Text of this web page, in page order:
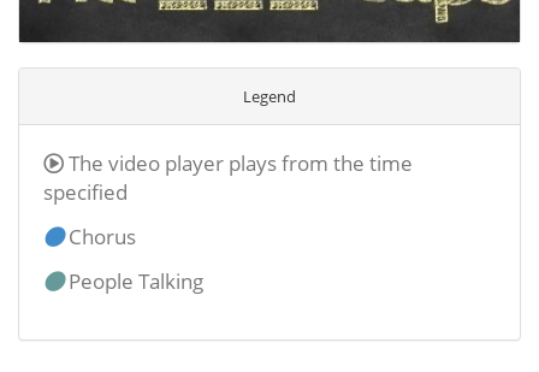
Legend
The video player plays from the time
specified
Chorus
People Talking